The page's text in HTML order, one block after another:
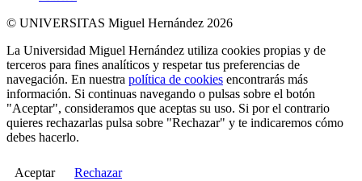
© UNIVERSITAS Miguel Hernández 2026
La Universidad Miguel Hernández utiliza cookies propias y de
terceros para fines analíticos y respetar tus preferencias de
navegación. En nuestra política de cookies encontrarás más
información. Si continuas navegando o pulsas sobre el botón
"Aceptar", consideramos que aceptas su uso. Si por el contrario
quieres rechazarlas pulsa sobre "Rechazar" y te indicaremos cómo
debes hacerlo.
Aceptar Rechazar